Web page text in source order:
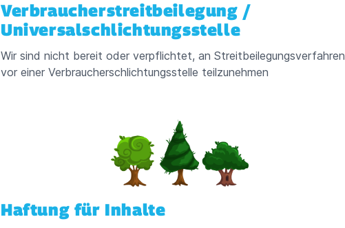
Verbraucherstreitbeilegung /
Universalschlichtungsstelle
Wir sind nicht bereit oder verpflichtet, an Streitbeilegungsverfahren
vor einer Verbraucherschlichtungsstelle teilzunehmen
Haftung für Inhalte